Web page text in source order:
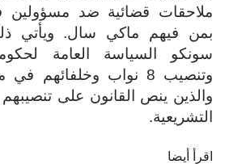
ملاحقات قضائية ضد مسؤولين
بمن فيهم ماكي سال. ويأتي
سونكو السياسة العامة
وتنصيب 8 نواب وخلفائهم
والذين ينص القانون على تنصيبهم
التشريعية.
اقرأ أيضا